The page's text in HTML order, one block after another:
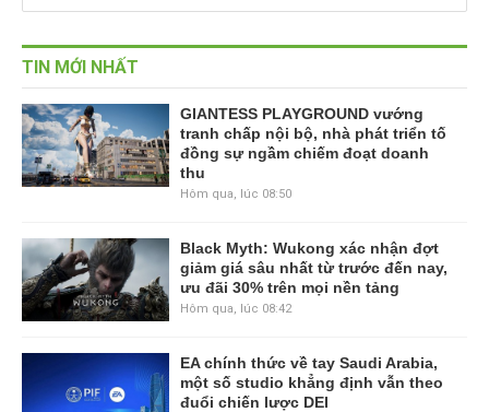
TIN MỚI NHẤT
GIANTESS PLAYGROUND vướng
tranh chấp nội bộ, nhà phát triển tố
đồng sự ngầm chiếm đoạt doanh
thu
Hôm qua, lúc 08:50
Black Myth: Wukong xác nhận đợt
giảm giá sâu nhất từ trước đến nay,
ưu đãi 30% trên mọi nền tảng
Hôm qua, lúc 08:42
EA chính thức về tay Saudi Arabia,
một số studio khẳng định vẫn theo
đuổi chiến lược DEI